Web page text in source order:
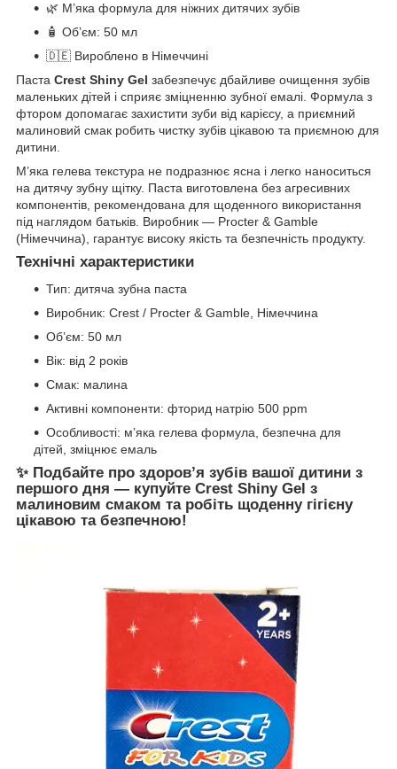
🌿 М’яка формула для ніжних дитячих зубів
🧴 Об’єм: 50 мл
🇩🇪 Вироблено в Німеччині
Паста Crest Shiny Gel забезпечує дбайливе очищення зубів
маленьких дітей і сприяє зміцненню зубної емалі. Формула з
фтором допомагає захистити зуби від карієсу, а приємний
малиновий смак робить чистку зубів цікавою та приємною для
дитини.
М’яка гелева текстура не подразнює ясна і легко наноситься
на дитячу зубну щітку. Паста виготовлена без агресивних
компонентів, рекомендована для щоденного використання
під наглядом батьків. Виробник — Procter & Gamble
(Німеччина), гарантує високу якість та безпечність продукту.
Технічні характеристики
Тип: дитяча зубна паста
Виробник: Crest / Procter & Gamble, Німеччина
Об’єм: 50 мл
Вік: від 2 років
Смак: малина
Активні компоненти: фторид натрію 500 ppm
Особливості: м’яка гелева формула, безпечна для
дітей, зміцнює емаль
✨ Подбайте про здоров’я зубів вашої дитини з
першого дня — купуйте Crest Shiny Gel з
малиновим смаком та робіть щоденну гігієну
цікавою та безпечною!